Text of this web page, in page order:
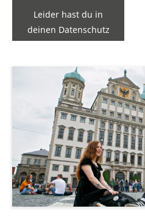
Leider hast du in
deinen Datenschutz
Einstellungen die
erlaubt.
Zu den Einstellungen